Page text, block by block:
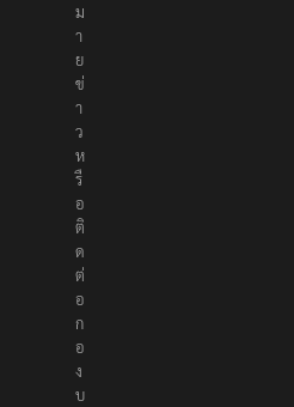
ม
า
ย
ข่
า
ว
ห
รื
อ
ติ
ด
ต่
อ
ก
อ
ง
บ